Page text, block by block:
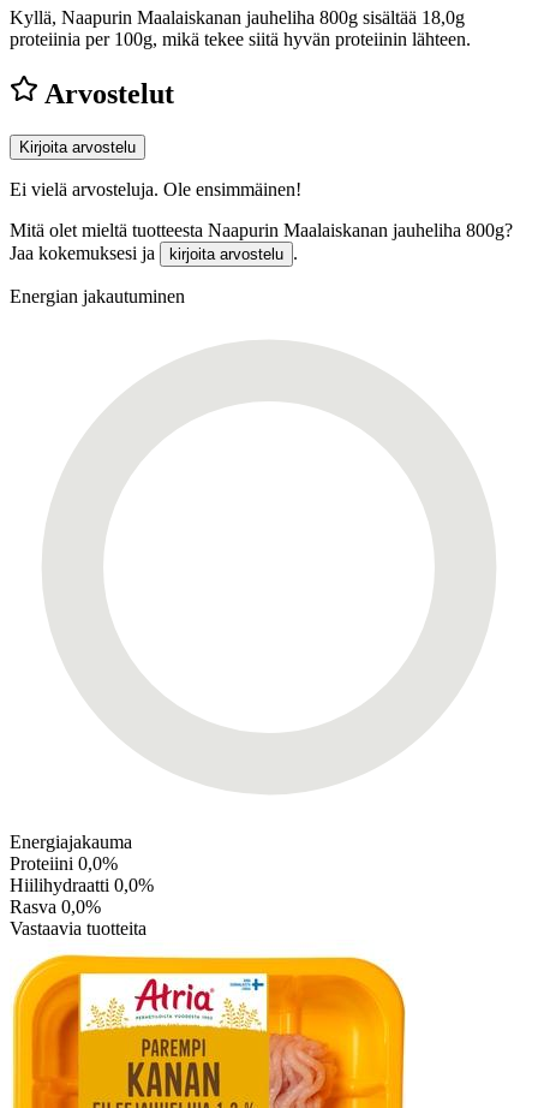
Kyllä, Naapurin Maalaiskanan jauheliha 800g sisältää 18,0g
proteiinia per 100g, mikä tekee siitä hyvän proteiinin lähteen.
Arvostelut
Kirjoita arvostelu
Ei vielä arvosteluja. Ole ensimmäinen!
Mitä olet mieltä tuotteesta Naapurin Maalaiskanan jauheliha 800g?
Jaa kokemuksesi ja
kirjoita arvostelu .
Energian jakautuminen
Energiajakauma
Proteiini 0,0%
Hiilihydraatti 0,0%
Rasva 0,0%
Vastaavia tuotteita